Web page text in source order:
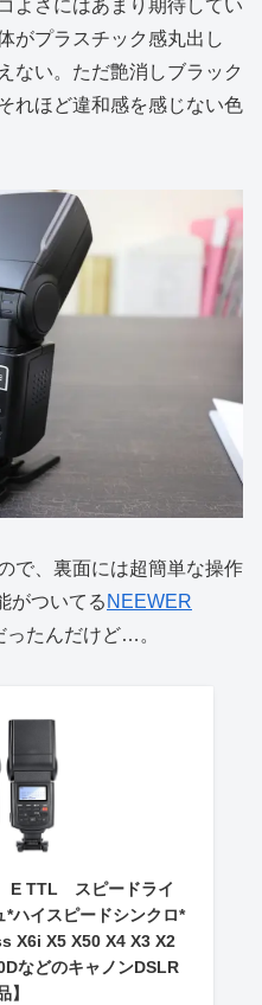
よさにはあまり期待してい
がプラスチック感丸出し
ない。ただ艶消しブラック
れほど違和感を感じない色
で、裏面には超簡単な操作
がついてる NEEWER
ったんだけど…。
E TTL スピードライ
ハイスピードシンクロ*
X6i X5 X50 X4 X3 X2
などのキャノンDSLR
】